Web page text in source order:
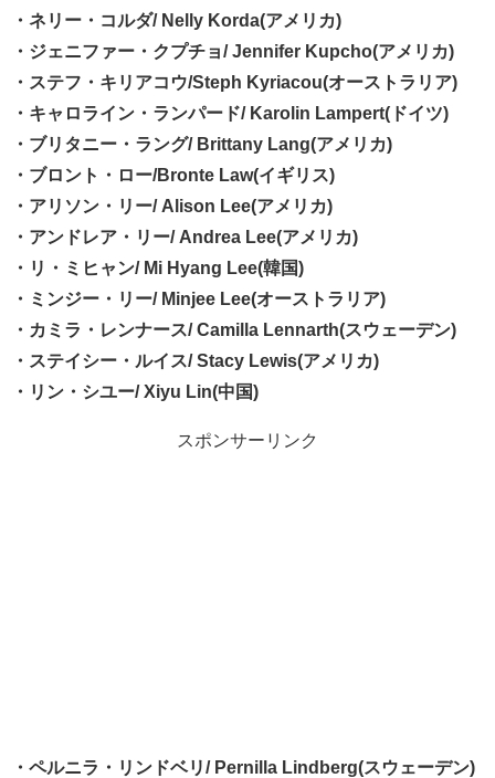
・ネリー・コルダ/ Nelly Korda(アメリカ)
・ジェニファー・クプチョ/ Jennifer Kupcho(アメリカ)
・ステフ・キリアコウ/Steph Kyriacou(オーストラリア)
・キャロライン・ランパード/ Karolin Lampert(ドイツ)
・ブリタニー・ラング/ Brittany Lang(アメリカ)
・ブロント・ロー/Bronte Law(イギリス)
・アリソン・リー/ Alison Lee(アメリカ)
・アンドレア・リー/ Andrea Lee(アメリカ)
・リ・ミヒャン/ Mi Hyang Lee(韓国)
・ミンジー・リー/ Minjee Lee(オーストラリア)
・カミラ・レンナース/ Camilla Lennarth(スウェーデン)
・ステイシー・ルイス/ Stacy Lewis(アメリカ)
・リン・シユー/ Xiyu Lin(中国)
スポンサーリンク
・ペルニラ・リンドベリ/ Pernilla Lindberg(スウェーデン)